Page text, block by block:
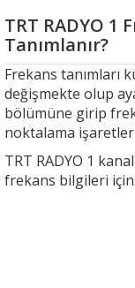
TRT RADYO 1
Tanımlanır?
Frekans tanımları
değişmekte olup
bölümüne girip
noktalama
TRT RADYO 1
frekans bilgileri için: